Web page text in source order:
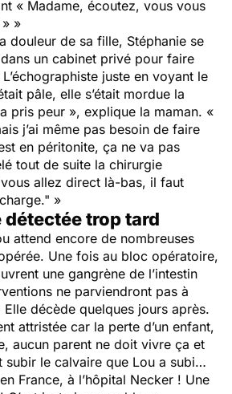
« Madame, écoutez, vous vous
»
douleur de sa fille, Stéphanie se
un cabinet privé pour faire
L’échographiste juste en voyant le
pâle, elle s’était mordue la
pris peur », explique la maman. «
j’ai même pas besoin de faire
en péritonite, ça ne va pas
tout de suite la chirurgie
allez direct là-bas, il faut
»
trop tard
attend encore de nombreuses
Une fois au bloc opératoire,
une gangrène de l’intestin
ne parviendront pas à
décède quelques jours après.
attristée car la perte d’un enfant,
aucun parent ne doit vivre ça et
subir le calvaire que Lou a subi…
France, à l’hôpital Necker ! Une